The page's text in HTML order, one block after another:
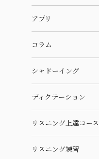
アプリ
コラム
シャドーイング
ディクテーション
リスニング上達コース
リスニング練習